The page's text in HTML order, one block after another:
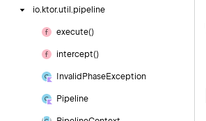
io. ktor.util.pipeline
execute()
intercept()
Invalid PhaseException
Pipeline